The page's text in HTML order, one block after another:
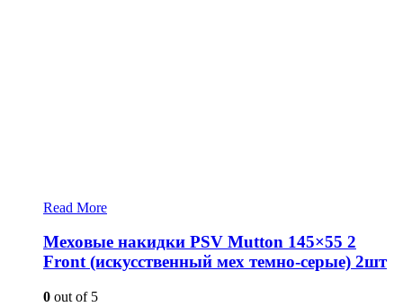
Read More
Меховые накидки PSV Mutton 145×55 2
Front (искусственный мех темно-серые) 2шт
0 out of 5